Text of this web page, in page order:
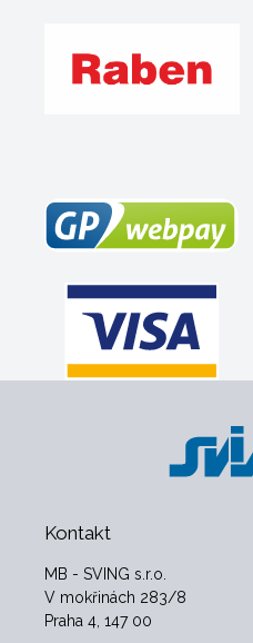
Kontakt
MB - SVING s.r.o.
V mokřinách 283/8
Praha 4, 147 00